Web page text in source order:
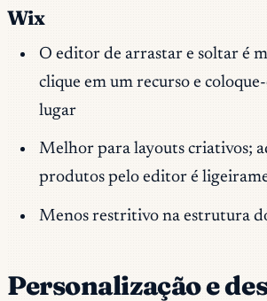
Wix
O editor de arrastar e soltar é
clique em um recurso e
lugar
Melhor para layouts criativos;
produtos pelo editor é
Menos restritivo na estrutura
Personalização e